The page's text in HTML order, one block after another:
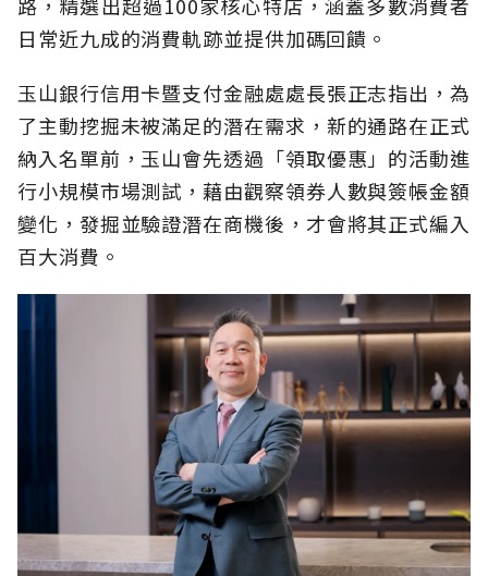
路，精選出超過100家核心特店，涵蓋多數消費者
日常近九成的消費軌跡並提供加碼回饋。
玉山銀行信用卡暨支付金融處處長張正志指出，為
了主動挖掘未被滿足的潛在需求，新的通路在正式
納入名單前，玉山會先透過「領取優惠」的活動進
行小規模市場測試，藉由觀察領券人數與簽帳金額
變化，發掘並驗證潛在商機後，才會將其正式編入
百大消費。